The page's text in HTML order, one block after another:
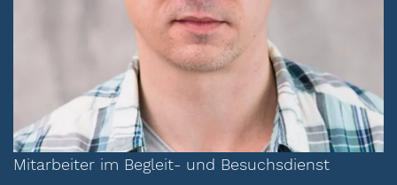
Mitarbeiter im Begleit- und Besuchsdienst